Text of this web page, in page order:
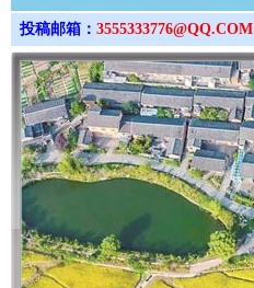
投稿邮箱： 3555333776@QQ.COM